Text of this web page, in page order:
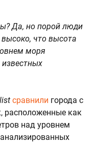
Да, но порой люди
что высота
моря
сравнили города с
расположенные как
над уровнем